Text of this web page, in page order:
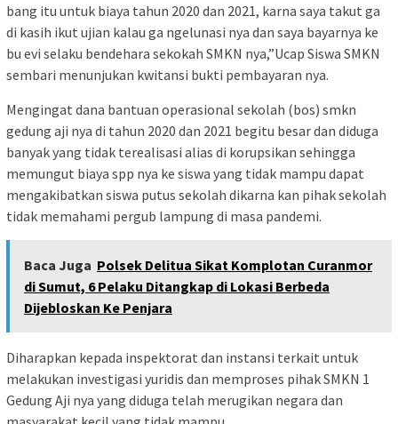
bang itu untuk biaya tahun 2020 dan 2021, karna saya takut ga
di kasih ikut ujian kalau ga ngelunasi nya dan saya bayarnya ke
bu evi selaku bendehara sekokah SMKN nya,”Ucap Siswa SMKN
sembari menunjukan kwitansi bukti pembayaran nya.
Mengingat dana bantuan operasional sekolah (bos) smkn
gedung aji nya di tahun 2020 dan 2021 begitu besar dan diduga
banyak yang tidak terealisasi alias di korupsikan sehingga
memungut biaya spp nya ke siswa yang tidak mampu dapat
mengakibatkan siswa putus sekolah dikarna kan pihak sekolah
tidak memahami pergub lampung di masa pandemi.
Baca Juga Polsek Delitua Sikat Komplotan Curanmor
di Sumut, 6 Pelaku Ditangkap di Lokasi Berbeda
Dijebloskan Ke Penjara
Diharapkan kepada inspektorat dan instansi terkait untuk
melakukan investigasi yuridis dan memproses pihak SMKN 1
Gedung Aji nya yang diduga telah merugikan negara dan